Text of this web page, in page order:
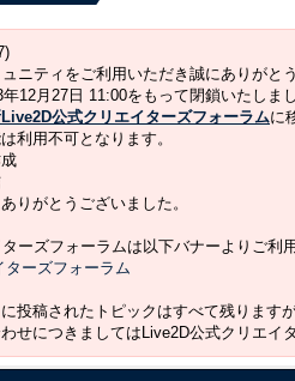
ニティをご利用いただき誠にありがと
12月27日 11:00をもって閉鎖いたしまし
公式クリエイターズフォーラムに
利用不可となります。
りがとうございました。
ーズフォーラムは以下バナーよりご利
投稿されたトピックはすべて残ります
せにつきましてはLive2D公式クリエイ